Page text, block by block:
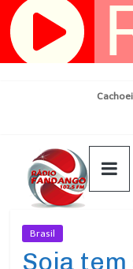
Pular
para
Brasil
Soja